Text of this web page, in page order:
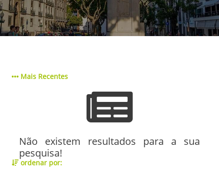
Mais Recentes
Não existem resultados para a sua
pesquisa!
ordenar por: